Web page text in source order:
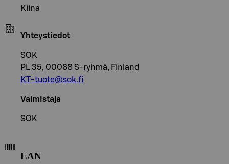
Kiina
Yhteystiedot
SOK
PL 35, 00088 S-ryhmä, Finland
KT-tuote@sok.fi
Valmistaja
SOK
EAN